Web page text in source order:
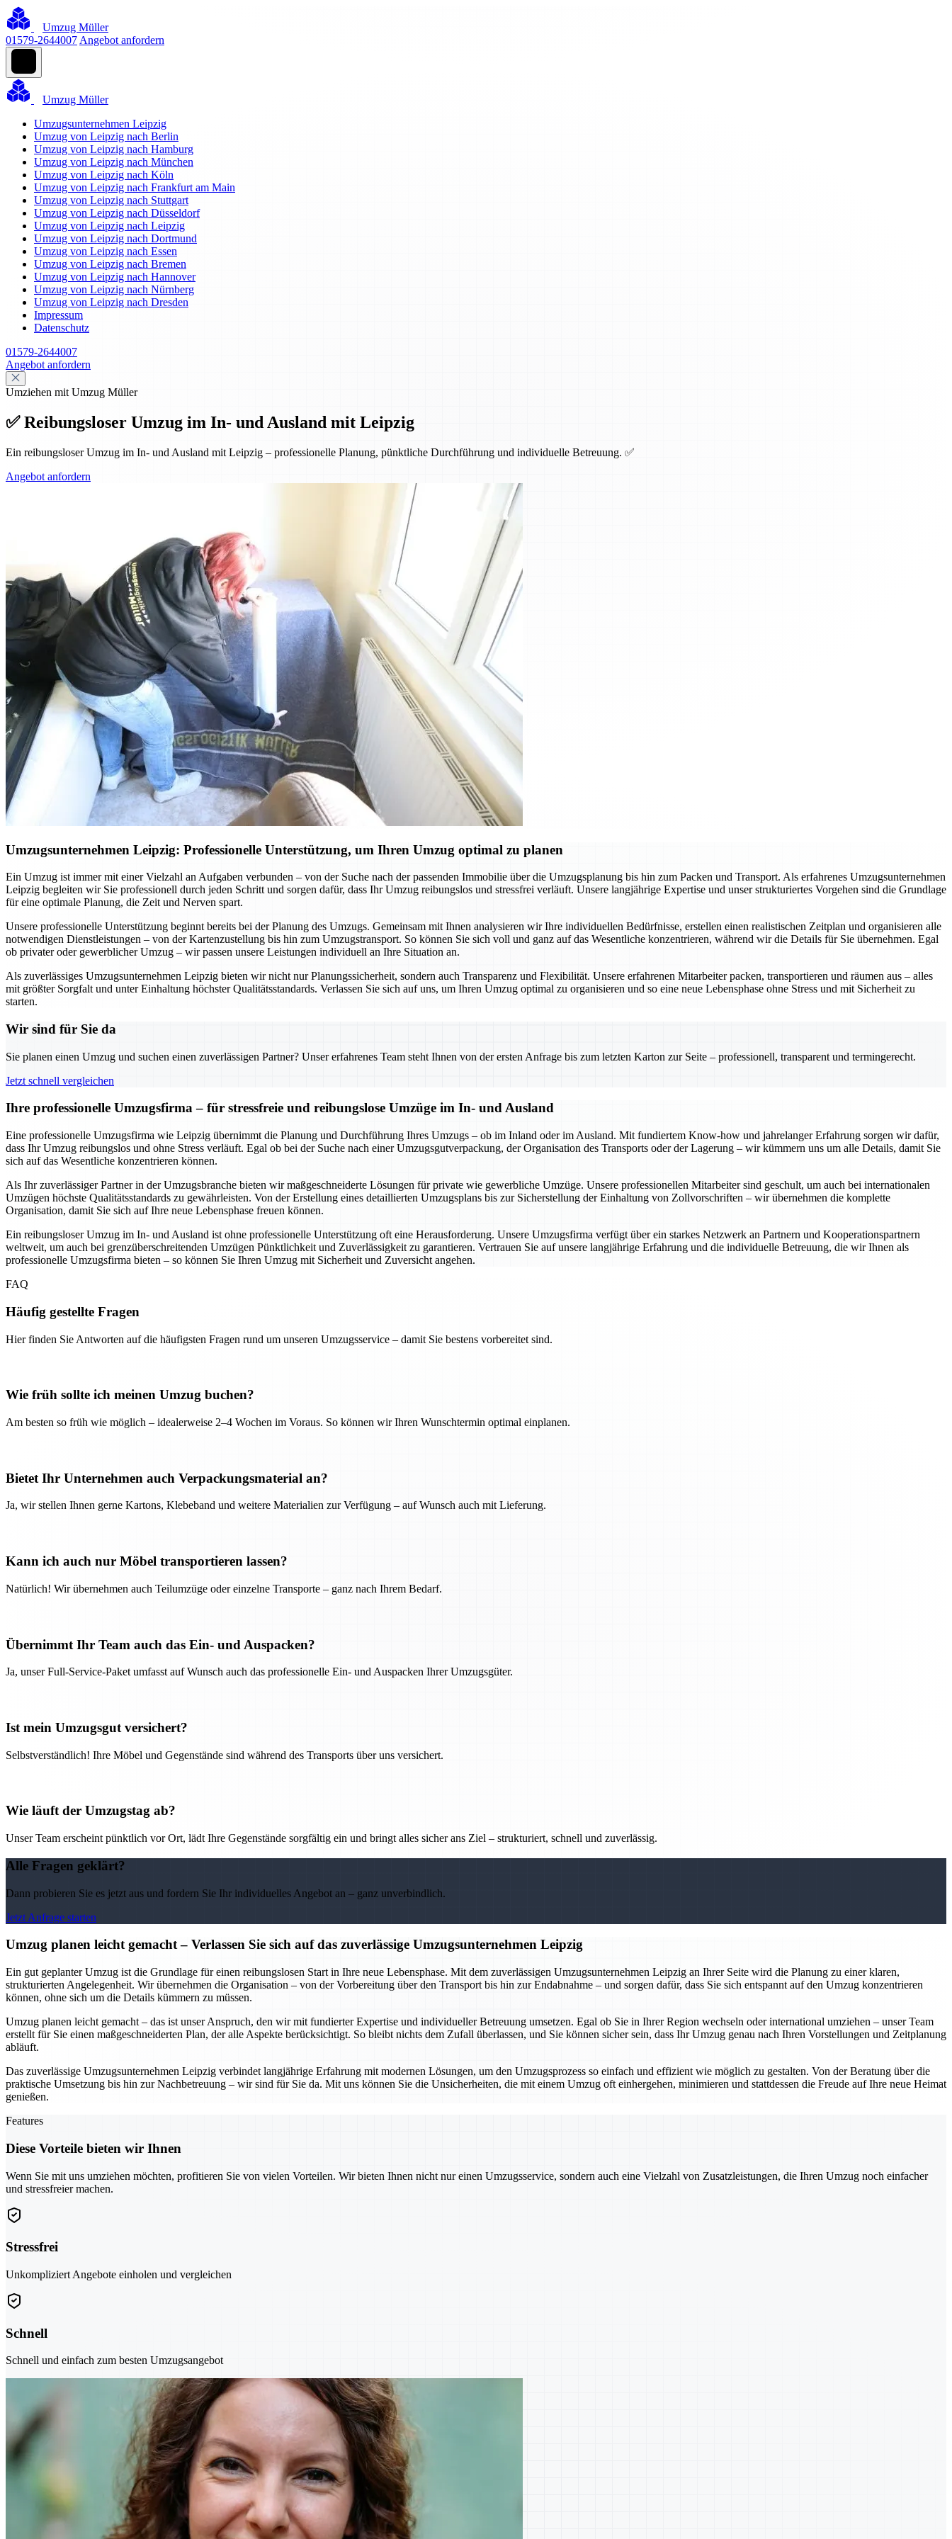
Umzug Müller
01579-2644007 Angebot anfordern
Umzug Müller
Umzugsunternehmen Leipzig
Umzug von Leipzig nach Berlin
Umzug von Leipzig nach Hamburg
Umzug von Leipzig nach München
Umzug von Leipzig nach Köln
Umzug von Leipzig nach Frankfurt am Main
Umzug von Leipzig nach Stuttgart
Umzug von Leipzig nach Düsseldorf
Umzug von Leipzig nach Leipzig
Umzug von Leipzig nach Dortmund
Umzug von Leipzig nach Essen
Umzug von Leipzig nach Bremen
Umzug von Leipzig nach Hannover
Umzug von Leipzig nach Nürnberg
Umzug von Leipzig nach Dresden
Impressum
Datenschutz
01579-2644007
Angebot anfordern
Umziehen mit Umzug Müller
✅ Reibungsloser Umzug im In- und Ausland mit Leipzig
Ein reibungsloser Umzug im In- und Ausland mit Leipzig – professionelle Planung, pünktliche Durchführung und individuelle Betreuung. ✅
Angebot anfordern
Umzugsunternehmen Leipzig: Professionelle Unterstützung, um Ihren Umzug optimal zu planen
Ein Umzug ist immer mit einer Vielzahl an Aufgaben verbunden – von der Suche nach der passenden Immobilie über die Umzugsplanung bis hin zum Packen und Transport. Als erfahrenes Umzugsunternehmen
Leipzig begleiten wir Sie professionell durch jeden Schritt und sorgen dafür, dass Ihr Umzug reibungslos und stressfrei verläuft. Unsere langjährige Expertise und unser strukturiertes Vorgehen sind die Grundlage
für eine optimale Planung, die Zeit und Nerven spart.
Unsere professionelle Unterstützung beginnt bereits bei der Planung des Umzugs. Gemeinsam mit Ihnen analysieren wir Ihre individuellen Bedürfnisse, erstellen einen realistischen Zeitplan und organisieren alle
notwendigen Dienstleistungen – von der Kartenzustellung bis hin zum Umzugstransport. So können Sie sich voll und ganz auf das Wesentliche konzentrieren, während wir die Details für Sie übernehmen. Egal
ob privater oder gewerblicher Umzug – wir passen unsere Leistungen individuell an Ihre Situation an.
Als zuverlässiges Umzugsunternehmen Leipzig bieten wir nicht nur Planungssicherheit, sondern auch Transparenz und Flexibilität. Unsere erfahrenen Mitarbeiter packen, transportieren und räumen aus – alles
mit größter Sorgfalt und unter Einhaltung höchster Qualitätsstandards. Verlassen Sie sich auf uns, um Ihren Umzug optimal zu organisieren und so eine neue Lebensphase ohne Stress und mit Sicherheit zu
starten.
Wir sind für Sie da
Sie planen einen Umzug und suchen einen zuverlässigen Partner? Unser erfahrenes Team steht Ihnen von der ersten Anfrage bis zum letzten Karton zur Seite – professionell, transparent und termingerecht.
Jetzt schnell vergleichen
Ihre professionelle Umzugsfirma – für stressfreie und reibungslose Umzüge im In- und Ausland
Eine professionelle Umzugsfirma wie Leipzig übernimmt die Planung und Durchführung Ihres Umzugs – ob im Inland oder im Ausland. Mit fundiertem Know-how und jahrelanger Erfahrung sorgen wir dafür,
dass Ihr Umzug reibungslos und ohne Stress verläuft. Egal ob bei der Suche nach einer Umzugsgutverpackung, der Organisation des Transports oder der Lagerung – wir kümmern uns um alle Details, damit Sie
sich auf das Wesentliche konzentrieren können.
Als Ihr zuverlässiger Partner in der Umzugsbranche bieten wir maßgeschneiderte Lösungen für private wie gewerbliche Umzüge. Unsere professionellen Mitarbeiter sind geschult, um auch bei internationalen
Umzügen höchste Qualitätsstandards zu gewährleisten. Von der Erstellung eines detaillierten Umzugsplans bis zur Sicherstellung der Einhaltung von Zollvorschriften – wir übernehmen die komplette
Organisation, damit Sie sich auf Ihre neue Lebensphase freuen können.
Ein reibungsloser Umzug im In- und Ausland ist ohne professionelle Unterstützung oft eine Herausforderung. Unsere Umzugsfirma verfügt über ein starkes Netzwerk an Partnern und Kooperationspartnern
weltweit, um auch bei grenzüberschreitenden Umzügen Pünktlichkeit und Zuverlässigkeit zu garantieren. Vertrauen Sie auf unsere langjährige Erfahrung und die individuelle Betreuung, die wir Ihnen als
professionelle Umzugsfirma bieten – so können Sie Ihren Umzug mit Sicherheit und Zuversicht angehen.
FAQ
Häufig gestellte Fragen
Hier finden Sie Antworten auf die häufigsten Fragen rund um unseren Umzugsservice – damit Sie bestens vorbereitet sind.
Wie früh sollte ich meinen Umzug buchen?
Am besten so früh wie möglich – idealerweise 2–4 Wochen im Voraus. So können wir Ihren Wunschtermin optimal einplanen.
Bietet Ihr Unternehmen auch Verpackungsmaterial an?
Ja, wir stellen Ihnen gerne Kartons, Klebeband und weitere Materialien zur Verfügung – auf Wunsch auch mit Lieferung.
Kann ich auch nur Möbel transportieren lassen?
Natürlich! Wir übernehmen auch Teilumzüge oder einzelne Transporte – ganz nach Ihrem Bedarf.
Übernimmt Ihr Team auch das Ein- und Auspacken?
Ja, unser Full-Service-Paket umfasst auf Wunsch auch das professionelle Ein- und Auspacken Ihrer Umzugsgüter.
Ist mein Umzugsgut versichert?
Selbstverständlich! Ihre Möbel und Gegenstände sind während des Transports über uns versichert.
Wie läuft der Umzugstag ab?
Unser Team erscheint pünktlich vor Ort, lädt Ihre Gegenstände sorgfältig ein und bringt alles sicher ans Ziel – strukturiert, schnell und zuverlässig.
Alle Fragen geklärt?
Dann probieren Sie es jetzt aus und fordern Sie Ihr individuelles Angebot an – ganz unverbindlich.
Jetzt Anfrage starten
Umzug planen leicht gemacht – Verlassen Sie sich auf das zuverlässige Umzugsunternehmen Leipzig
Ein gut geplanter Umzug ist die Grundlage für einen reibungslosen Start in Ihre neue Lebensphase. Mit dem zuverlässigen Umzugsunternehmen Leipzig an Ihrer Seite wird die Planung zu einer klaren,
strukturierten Angelegenheit. Wir übernehmen die Organisation – von der Vorbereitung über den Transport bis hin zur Endabnahme – und sorgen dafür, dass Sie sich entspannt auf den Umzug konzentrieren
können, ohne sich um die Details kümmern zu müssen.
Umzug planen leicht gemacht – das ist unser Anspruch, den wir mit fundierter Expertise und individueller Betreuung umsetzen. Egal ob Sie in Ihrer Region wechseln oder international umziehen – unser Team
erstellt für Sie einen maßgeschneiderten Plan, der alle Aspekte berücksichtigt. So bleibt nichts dem Zufall überlassen, und Sie können sicher sein, dass Ihr Umzug genau nach Ihren Vorstellungen und Zeitplanung
abläuft.
Das zuverlässige Umzugsunternehmen Leipzig verbindet langjährige Erfahrung mit modernen Lösungen, um den Umzugsprozess so einfach und effizient wie möglich zu gestalten. Von der Beratung über die
praktische Umsetzung bis hin zur Nachbetreuung – wir sind für Sie da. Mit uns können Sie die Unsicherheiten, die mit einem Umzug oft einhergehen, minimieren und stattdessen die Freude auf Ihre neue Heimat
genießen.
Features
Diese Vorteile bieten wir Ihnen
Wenn Sie mit uns umziehen möchten, profitieren Sie von vielen Vorteilen. Wir bieten Ihnen nicht nur einen Umzugsservice, sondern auch eine Vielzahl von Zusatzleistungen, die Ihren Umzug noch einfacher
und stressfreier machen.
Stressfrei
Unkompliziert Angebote einholen und vergleichen
Schnell
Schnell und einfach zum besten Umzugsangebot